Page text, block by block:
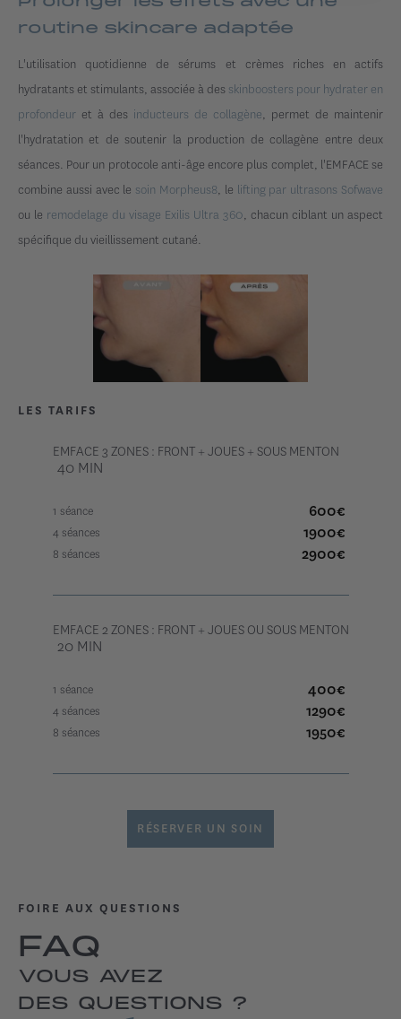
routine skincare adaptée
L'utilisation quotidienne de sérums et crèmes riches en actifs
hydratants et stimulants, associée à des skinboosters pour hydrater en
profondeur et à des inducteurs de collagène, permet de maintenir
l'hydratation et de soutenir la production de collagène entre deux
séances. Pour un protocole anti-âge encore plus complet, l'EMFACE se
combine aussi avec le soin Morpheus8, le lifting par ultrasons Sofwave
ou le remodelage du visage Exilis Ultra 360, chacun ciblant un aspect
spécifique du vieillissement cutané.
LES TARIFS
EMFACE 3 ZONES : FRONT + JOUES + SOUS MENTON
40 MIN
1 séance 600€
4 séances 1900€
8 séances 2900€
EMFACE 2 ZONES : FRONT + JOUES OU SOUS MENTON
20 MIN
1 séance 400€
4 séances 1290€
8 séances 1950€
RÉSERVER UN SOIN
FOIRE AUX QUESTIONS
FAQ
VOUS AVEZ
DES QUESTIONS ?